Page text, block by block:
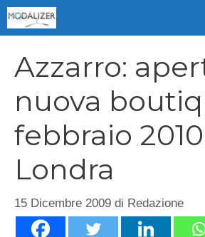
Vai
al
Azzarro:
nuova
febbraio
Londra
15 Dicembre 2009 di Redazione